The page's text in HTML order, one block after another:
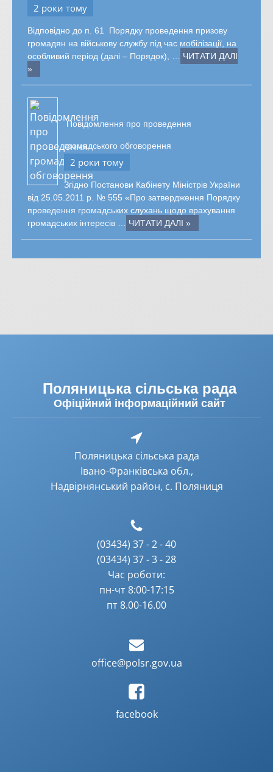
2 роки тому
Відповідно до п. 61 Порядку проведення призову
громадян на військову службу під час мобілізації, на
особливий період (далі – Порядок), … ЧИТАТИ ДАЛІ
»
Повідомлення про проведення
громадського обговорення
2 роки тому
Згідно Постанови Кабінету Міністрів України
від 25.05.2011 р. № 555 «Про затвердження Порядку
проведення громадських слухань щодо врахування
громадських інтересів … ЧИТАТИ ДАЛІ »
Поляницька сільська рада
Офіційний інформаційний сайт
Поляницька сільська рада
Івано-Франківська обл.,
Надвірнянський район, с. Поляниця
(03434) 37 - 2 - 40
(03434) 37 - 3 - 28
Час роботи:
пн-чт 8:00-17:15
пт 8.00-16.00
office@polsr.gov.ua
facebook